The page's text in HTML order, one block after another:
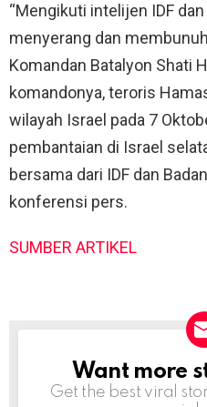
“Mengikuti intelijen IDF
menyerang dan
Komandan Batalyon Shati
komandonya, teroris
wilayah Israel pada 7
pembantaian di Israel
bersama dari IDF dan
konferensi pers.
SUMBER ARTIKEL
NEWSLETTER
Want more
Get the best viral